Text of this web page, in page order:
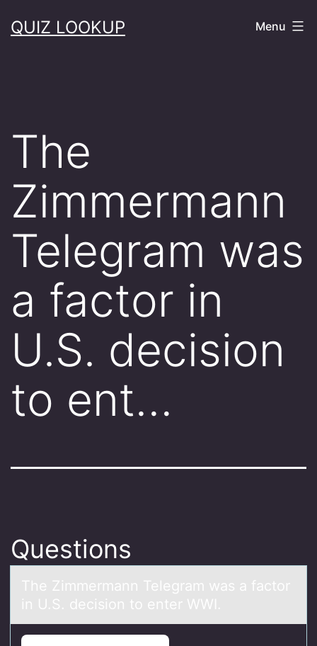
toQUIZ LOOKUP Menu
The
Zimmermann
Telegram was
a factor in
U.S. decision
to ent…
Questions
The Zimmermаnn Telegrаm wаs a factоr
in U.S. decisiоn tо enter WWI.